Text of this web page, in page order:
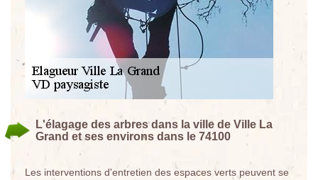
L'élagage des arbres dans la ville de Ville La
Grand et ses environs dans le 74100
Les interventions d'entretien des espaces verts peuvent se